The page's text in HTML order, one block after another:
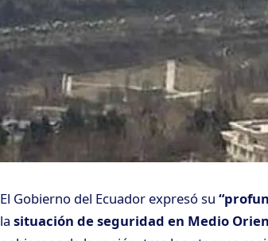
El Gobierno del Ecuador expresó su
la situación de seguridad en Medio